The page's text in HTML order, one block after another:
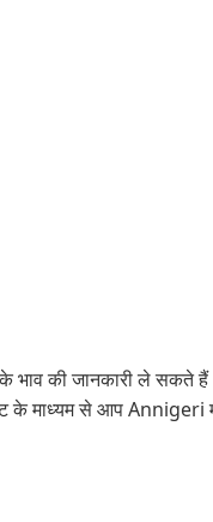
की जानकारी ले सकते
के माध्यम से आप